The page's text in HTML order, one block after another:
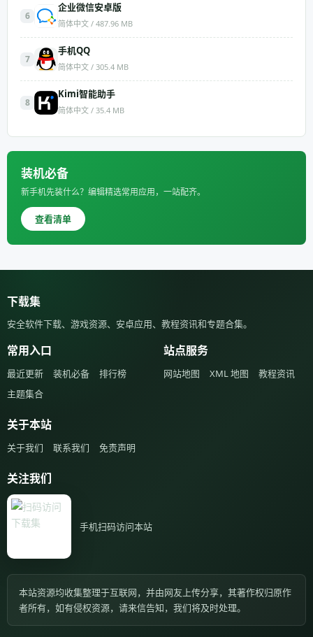
6
企业微信安卓版
简体中文 / 487.96 MB
7
手机QQ
简体中文 / 305.4 MB
8
Kimi智能助手
简体中文 / 35.4 MB
装机必备
新手机先装什么？编辑精选常用应用，一站配齐。
查看清单
下载集
安全软件下载、游戏资源、安卓应用、教程资讯和专题合集。
常用入口
最近更新 装机必备
排行榜
主题集合
站点服务
网站地图 XML 地图 教程资讯
关于本站
关于我们 联系我们 免责声明
关注我们
手机扫码访问本站
本站资源均收集整理于互联网，并由网友上传分享，其著作权归原作
者所有，如有侵权资源，请来信告知，我们将及时处理。